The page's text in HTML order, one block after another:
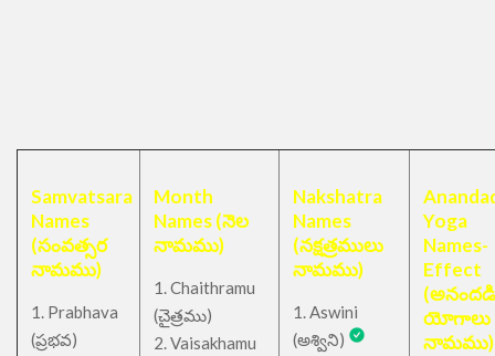
Samvatsara
Names
(సంవత్సర
నామము)
1. Prabhava
(ప్రభవ)
Month
Names (నెల
నామము)
1. Chaithramu
(చైత్రము)
2. Vaisakhamu
Nakshatra
Names
(నక్షత్రములు
నామము)
1. Aswini
(అశ్విని)
Yoga
Names-
Effect
(అనందడి
యోగాలు
నామము)